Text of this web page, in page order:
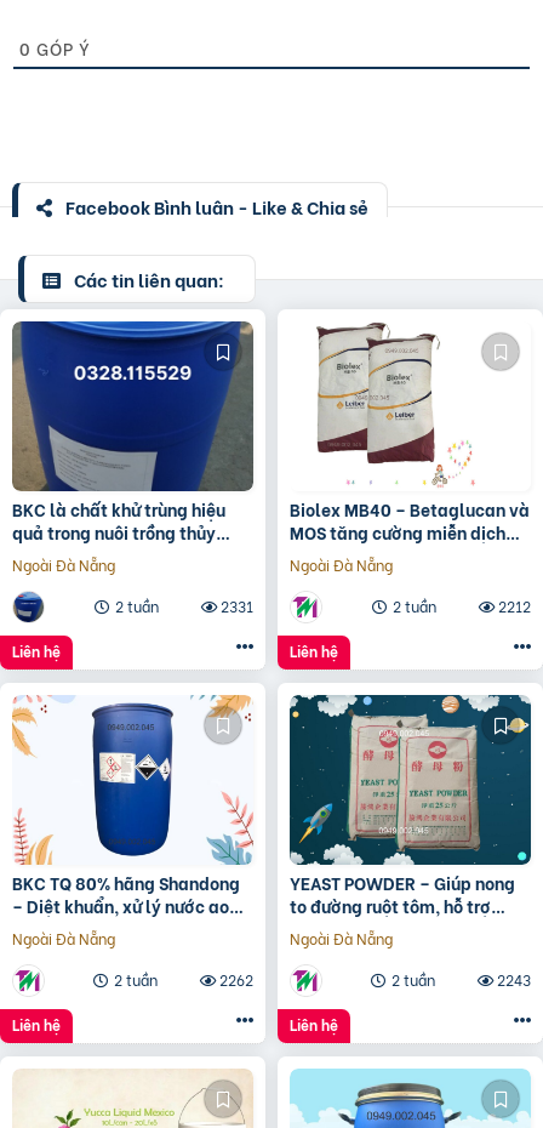
0 GÓP Ý
Facebook Bình luận - Like & Chia sẻ
Các tin liên quan:
BKC là chất khử trùng hiệu
quả trong nuôi trồng thủy
sản.Quản lý chất lượng nguồn
nước là khâu cực k
Ngoài Đà Nẵng
2 tuần
2331
Liên hệ
Biolex MB40 – Betaglucan và
MOS tăng cường miễn dịch
cho tôm cá
Ngoài Đà Nẵng
2 tuần
2212
Liên hệ
BKC TQ 80% hãng Shandong
– Diệt khuẩn, xử lý nước ao
nuôi thủy sản
Ngoài Đà Nẵng
2 tuần
2262
Liên hệ
YEAST POWDER – Giúp nong
to đường ruột tôm, hỗ trợ
phục hồi sau điều trị kháng
sinh
Ngoài Đà Nẵng
2 tuần
2243
Liên hệ